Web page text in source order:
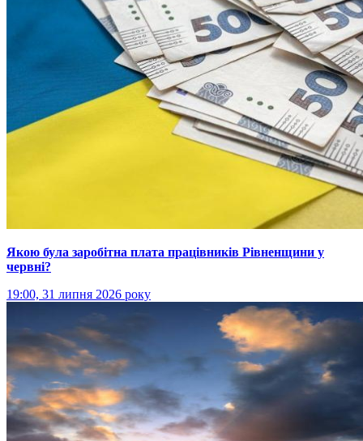
Якою була заробітна плата працівників Рівненщини у
червні?
19:00, 31 липня 2026 року